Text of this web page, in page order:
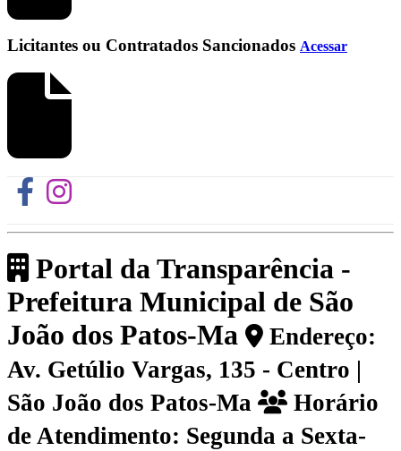
Licitantes ou Contratados Sancionados Acessar
Portal da Transparência -
Prefeitura Municipal de São
João dos Patos-Ma
Endereço:
Av. Getúlio Vargas, 135 - Centro |
São João dos Patos-Ma
Horário
de Atendimento: Segunda a Sexta-